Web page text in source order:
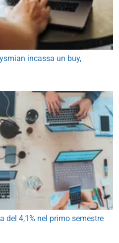
incassa un buy,
del 4,1% nel primo semestre